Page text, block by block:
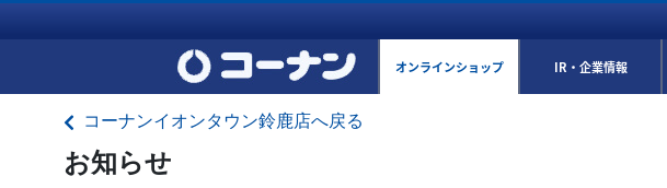
オンラインショップ IR・企業情報
コーナンイオンタウン鈴鹿店へ戻る
お知らせ